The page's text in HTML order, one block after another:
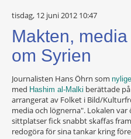
tisdag, 12 juni 2012 10:47
Makten,
om Syrien
Journalisten Hans Öhrn som
med Hashim al-Malki berättade
arrangerat av Folket i Bild/
media och lögnerna". Lokalen
sittplatser fick snabbt skaffas
redogöra för sina tankar kring